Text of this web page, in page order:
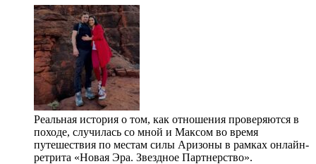
Реальная история о том, как отношения проверяются в
походе, случилась со мной и Максом во время
путешествия по местам силы Аризоны в рамках онлайн-
ретрита «Новая Эра. Звездное Партнерство».